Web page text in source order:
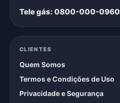
Tele gás: 0800-000-0960
CLIENTES
Quem Somos
Termos e Condições de Uso
Privacidade e Segurança